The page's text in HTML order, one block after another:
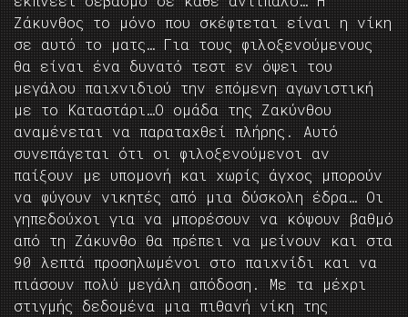
Ζάκυνθος το μόνο που σκέφτεται είναι η νίκη
σε αυτό το ματς… Για τους φιλοξενούμενους
θα είναι ένα δυνατό τεστ εν όψει του
μεγάλου παιχνιδιού την επόμενη αγωνιστική
με το Καταστάρι…Ο ομάδα της Ζακύνθου
αναμένεται να παραταχθεί πλήρης. Αυτό
συνεπάγεται ότι οι φιλοξενούμενοι αν
παίξουν με υπομονή και χωρίς άγχος μπορούν
να φύγουν νικητές από μια δύσκολη έδρα… Οι
γηπεδούχοι για να μπορέσουν να κόψουν βαθμό
από τη Ζάκυνθο θα πρέπει να μείνουν και στα
90 λεπτά προσηλωμένοι στο παιχνίδι και να
πιάσουν πολύ μεγάλη απόδοση. Με τα μέχρι
στιγμής δεδομένα μια πιθανή νίκη της